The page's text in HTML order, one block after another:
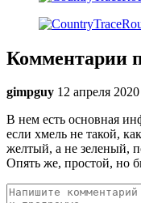
Комментарии
gimpguy 12 апреля 2020
В нем есть основная
если хмель не такой,
желтый, а не зеленый,
Опять же, простой, но